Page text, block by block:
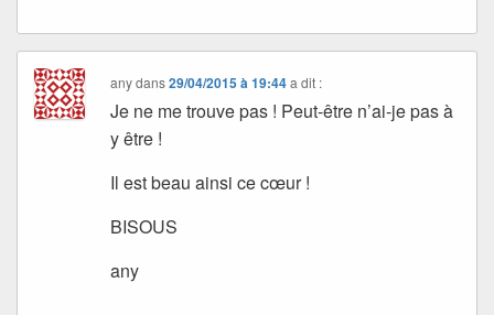
anydans29/04/2015 à 19:44 a dit :
Je ne me trouve pas ! Peut-être n’ai-je pas à
y être !
Il est beau ainsi ce cœur !
BISOUS
any